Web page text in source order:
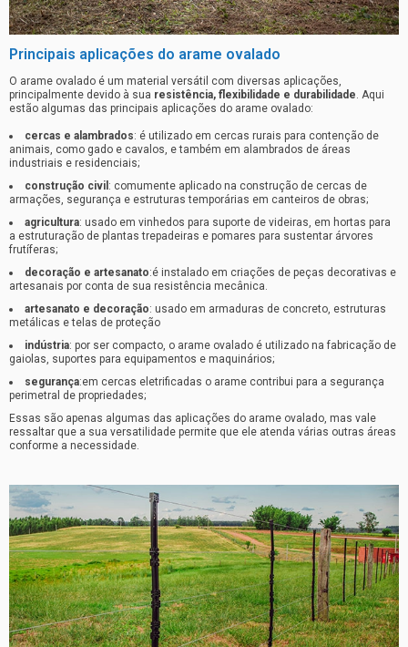
Principais aplicações do arame ovalado
O arame ovalado é um material versátil com diversas aplicações,
principalmente devido à sua resistência, flexibilidade e durabilidade. Aqui
estão algumas das principais aplicações do arame ovalado:
cercas e alambrados: é utilizado em cercas rurais para contenção de
animais, como gado e cavalos, e também em alambrados de áreas
industriais e residenciais;
construção civil : comumente aplicado na construção de cercas de
armações, segurança e estruturas temporárias em canteiros de obras;
agricultura: usado em vinhedos para suporte de videiras, em hortas para
a estruturação de plantas trepadeiras e pomares para sustentar árvores
frutíferas;
decoração e artesanato:é instalado em criações de peças decorativas e
artesanais por conta de sua resistência mecânica.
artesanato e decoração: usado em armaduras de concreto, estruturas
metálicas e telas de proteção
indústria: por ser compacto, o arame ovalado é utilizado na fabricação de
gaiolas, suportes para equipamentos e maquinários;
segurança:em cercas eletrificadas o arame contribui para a segurança
perimetral de propriedades;
Essas são apenas algumas das aplicações do arame ovalado, mas vale
ressaltar que a sua versatilidade permite que ele atenda várias outras áreas
conforme a necessidade.